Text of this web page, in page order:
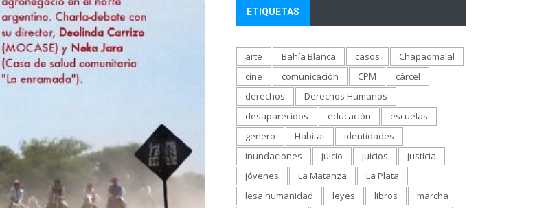
ETIQUETAS
arte Bahía Blanca casos
Chapadmalal
cine
comunicación CPM
cárcel
derechos
Derechos Humanos
desaparecidos
educación
escuelas
genero
Habitat
identidades
inundaciones
juicio juicios
justicia
jóvenes
La Matanza
La Plata
lesa humanidad
leyes libros
marcha